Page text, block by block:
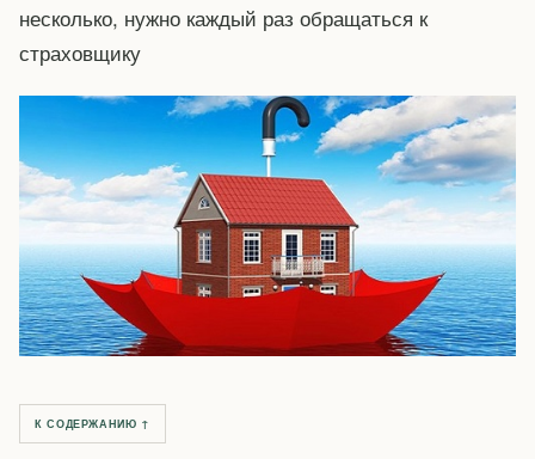
несколько, нужно каждый раз обращаться к
страховщику
К СОДЕРЖАНИЮ ↑